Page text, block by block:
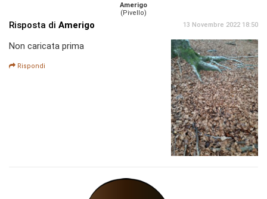
Amerigo
(Pivello)
Risposta di Amerigo 13 Novembre 2022 18:50
Non caricata prima
Rispondi